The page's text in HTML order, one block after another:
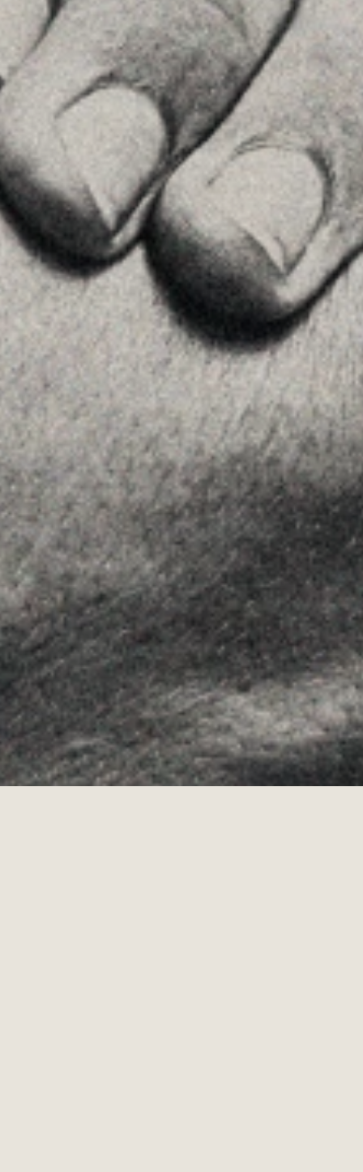
See on GoogleMaps
Príncipe de Vergara, 108 , 5ª planta
28002 , Madrid
+34 915759925
See on GoogleMaps
MENU
Home
About Us
Team
Advice
Insights
Contact
FOLLOW US
Linkedin
Instagram
Youtube
Allyon — Barcelona, Spain
Copyrights © 2026 LEGAL NOTICE·
COOKIES POLICY· PRIVACY POLICY